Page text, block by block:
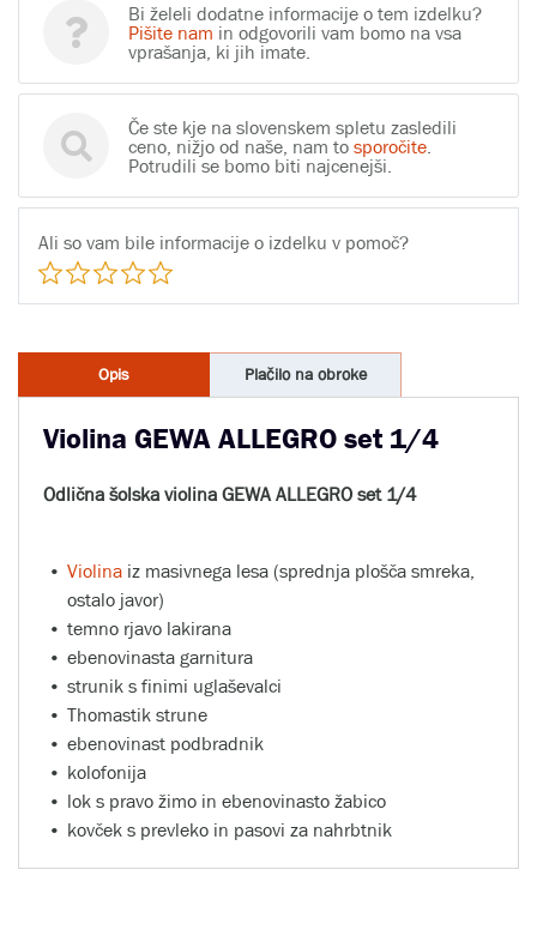
Bi želeli dodatne informacije o tem izdelku?
Pišite nam in odgovorili vam bomo na vsa
vprašanja, ki jih imate.
Če ste kje na slovenskem spletu zasledili
ceno, nižjo od naše, nam to sporočite
Potrudili se bomo biti najcenejši.
Ali so vam bile informacije o izdelku v pomoč?
Opis Plačilo na obroke
Violina GEWA ALLEGRO set 1/4
Odlična šolska violina GEWA ALLEGRO set 1/4
Violina iz masivnega lesa (sprednja plošča smreka,
ostalo javor)
temno rjavo lakirana
ebenovinasta garnitura
strunik s finimi uglaševalci
Thomastik strune
ebenovinast podbradnik
kolofonija
lok s pravo žimo in ebenovinasto žabico
kovček s prevleko in pasovi za nahrbtnik